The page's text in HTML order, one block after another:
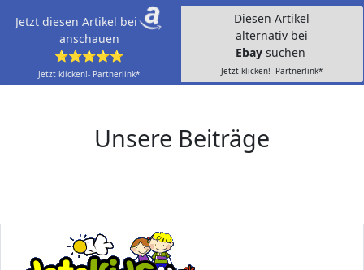
Jetzt diesen Artikel bei
anschauen
⭐⭐⭐⭐⭐
Jetzt klicken!- Partnerlink*
Diesen Artikel
alternativ bei
Ebay suchen
Jetzt klicken!- Partnerlink*
Unsere Beiträge